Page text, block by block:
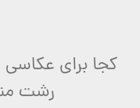
کجا برای عکاسی
رشت